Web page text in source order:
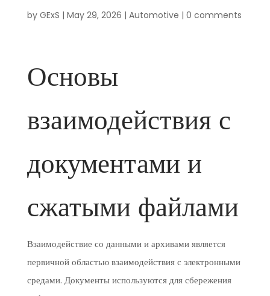
by GExS | May 29, 2026 | Automotive | 0 comments
Основы
взаимодействия с
документами и
сжатыми файлами
Взаимодействие со данными и архивами является
первичной областью взаимодействия с электронными
средами. Документы используются для сбережения